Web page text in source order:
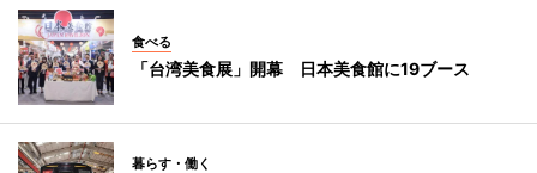
食べる
「台湾美食展」開幕 日本美食館に19ブース
暮らす・働く